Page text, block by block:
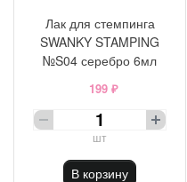
Лак для стемпинга
SWANKY STAMPING
№S04 серебро 6мл
199 ₽
шт
В корзину